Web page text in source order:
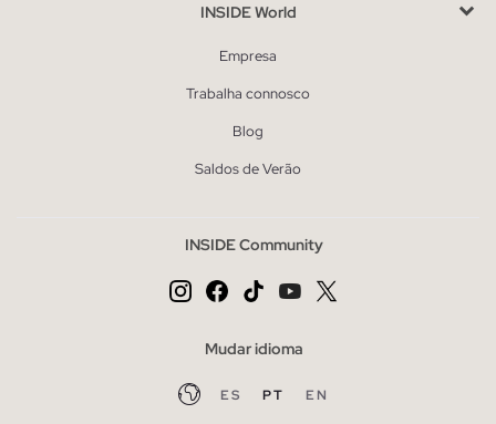
INSIDE World
Empresa
Trabalha connosco
Blog
Saldos de Verão
INSIDE Community
Mudar idioma
ES PT EN